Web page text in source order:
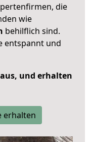
die
wie
behilflich sind.
entspannt und
und erhalten
erhalten